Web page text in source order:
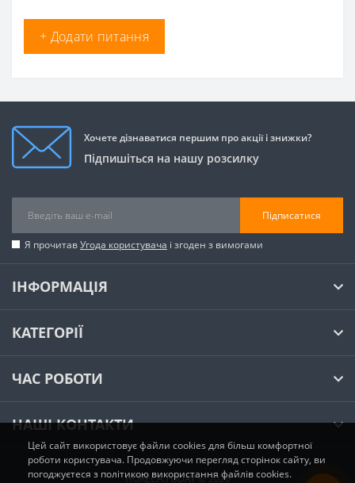
+ Додати питання
Хочете дізнаватися першим про акції і знижки?
Підпишіться на нашу розсилку
Підписатися
Я прочитавУгода користувача і згоден з вимогами
ІНФОРМАЦІЯ
КАТЕГОРІЇ
ЧАС РОБОТИ
НАШІ КОНТАКТИ
HORECA.TODAY © 2026
Цей сайт використовує файли cookies для більш комфортної
роботи користувача. Продовжуючи перегляд сторінок сайту, ви
погоджуєтеся з політикою використання файлів cookies.